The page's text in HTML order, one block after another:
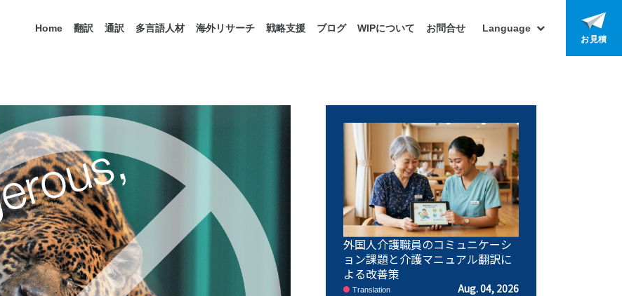
Home 翻訳 通訳 多言語人材 海外リサーチ 戦略支援 ブログ WIPについて お問合せ Language
お見積
外国人介護職員のコミュニケーシ
ョン課題と介護マニュアル翻訳に
よる改善策
Translation Aug. 04, 2026